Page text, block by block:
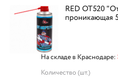
RED OT520
проникающая
На складе в Краснодаре:
Количество (шт.)